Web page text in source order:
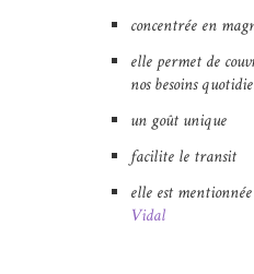
concentrée en
elle permet de
nos besoins
un goût unique
facilite le transit
elle est
Vidal